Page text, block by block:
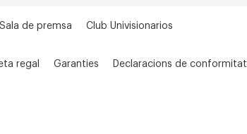
Sala de premsa Club Univisionarios
regal Garanties Declaracions de conformitat